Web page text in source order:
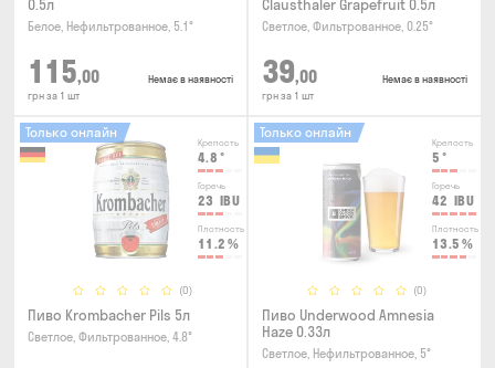
0.5л
Белое, Нефильтрованное, 5.1°
115,00
грн за 1 шт
Немає в наявності
Clausthaler Grapefruit 0.5л
Светлое, Фильтрованное, 0.25°
39,00
грн за 1 шт
Немає в наявності
Крепость
4.8 °
Горечь
23 IBU
Плотность
11.2 %
(0)
Только онлайн
Пиво Krombacher Pils 5л
Светлое, Фильтрованное, 4.8°
Крепость
5 °
Горечь
42 IBU
Плотность
13.5 %
(0)
Только онлайн
Пиво Underwood Amnesia
Haze 0.33л
Светлое, Нефильтрованное, 5°